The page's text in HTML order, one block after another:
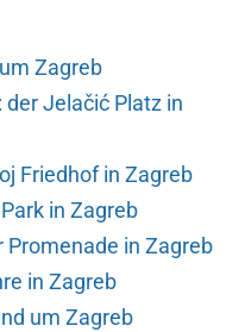
Zagreb
Jelačić Platz in
Friedhof in Zagreb
in Zagreb
in Zagreb
in Zagreb
um Zagreb